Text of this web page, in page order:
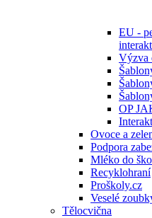
EU -
Výzva
OP
Ovoce a
Podpora
Mléko do
Recyklohraní
Proškoly.cz
Veselé
Tělocvična